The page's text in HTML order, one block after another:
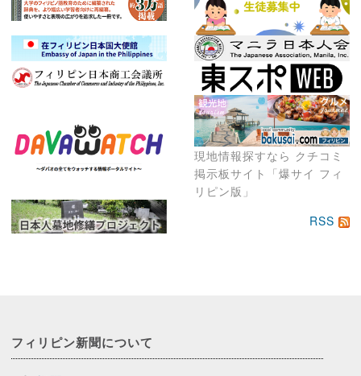
現地情報探すなら クチコミ
掲示板サイト「爆サイ フィ
リピン版」
RSS
フィリピン新聞について